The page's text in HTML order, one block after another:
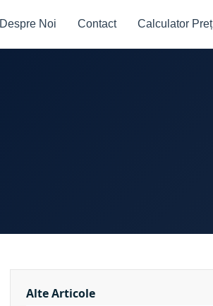
Despre Noi Contact Calculator Preț
Alte Articole